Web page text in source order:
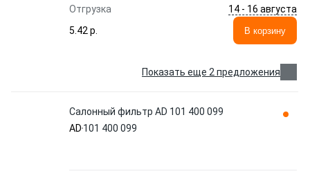
Отгрузка
14 - 16 августа
5.42 p.
В корзину
Показать еще 2 предложения
Салонный фильтр AD 101 400 099
AD 101 400 099